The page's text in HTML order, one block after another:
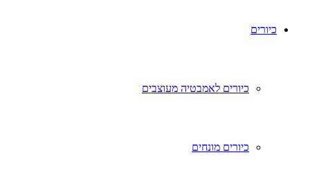
כיורים
כיורים לאמבטיה מעוצבים
כיורים מונחים